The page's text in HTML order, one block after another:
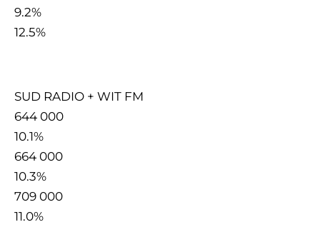
9.2%
12.5%
SUD RADIO + WIT FM
644 000
10.1%
664 000
10.3%
709 000
11.0%